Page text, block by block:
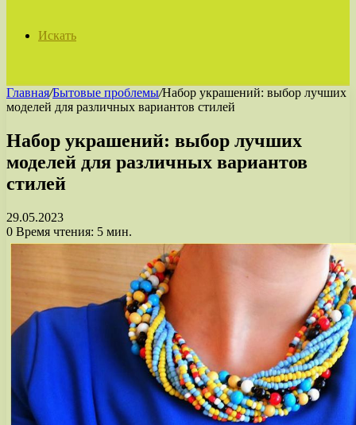
Искать
Главная/Бытовые проблемы/Набор украшений: выбор лучших
моделей для различных вариантов стилей
Набор украшений: выбор лучших
моделей для различных вариантов
стилей
29.05.2023
0 Время чтения: 5 мин.